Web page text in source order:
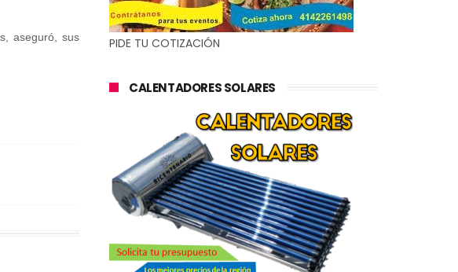
aseguró, sus
PIDE TU COTIZACIÓN
CALENTADORES SOLARES